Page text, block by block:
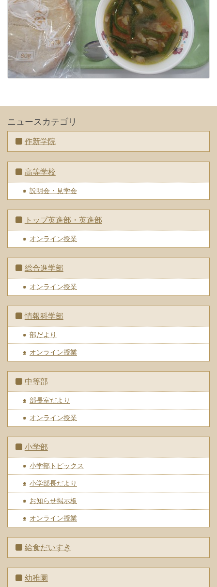
ニュースカテゴリ
作新学院
高等学校
説明会・見学会
トップ英進部・英進部
オンライン授業
総合進学部
オンライン授業
情報科学部
部だより
オンライン授業
中等部
部長室だより
オンライン授業
小学部
小学部トピックス
小学部長だより
お知らせ掲示板
オンライン授業
給食だいすき
幼稚園